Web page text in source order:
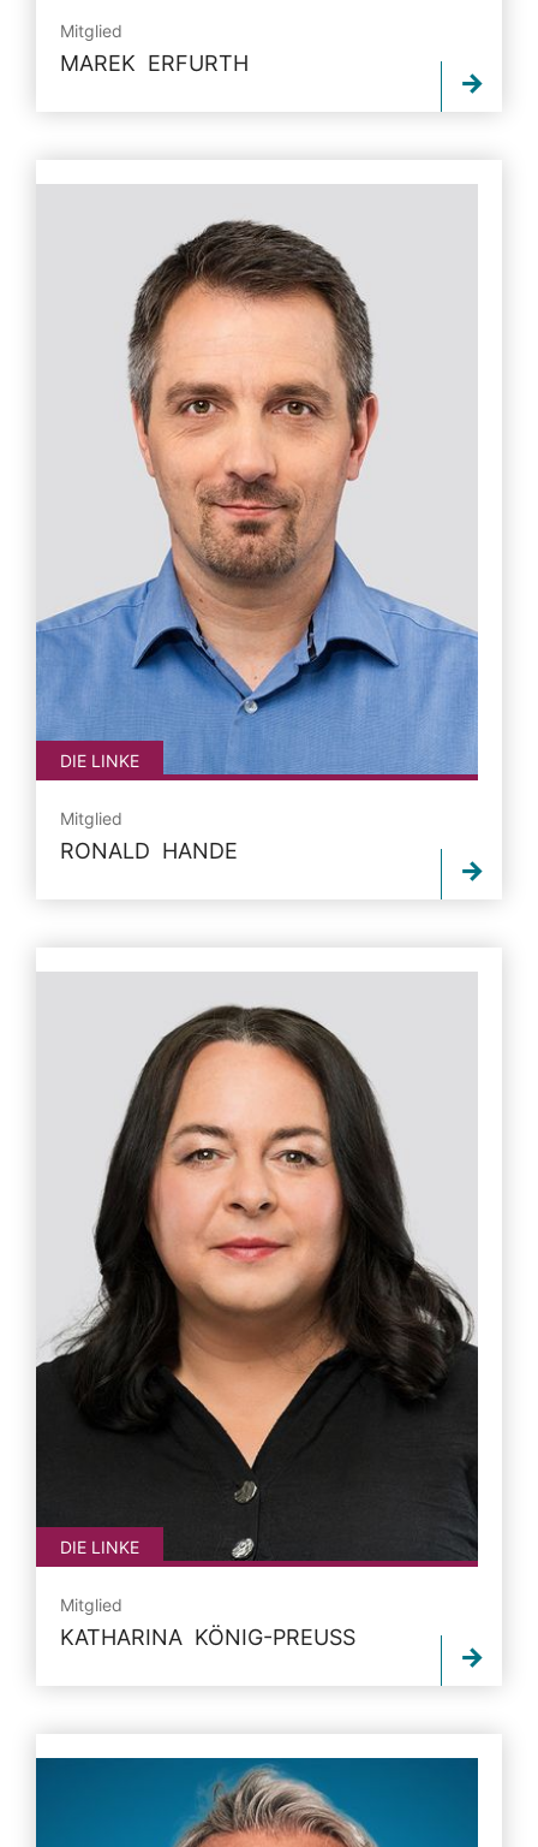
Mitglied
MAREK ERFURTH
DIE LINKE
Mitglied
RONALD HANDE
DIE LINKE
Mitglied
KATHARINA KÖNIG-PREUSS